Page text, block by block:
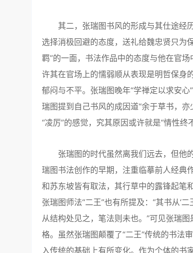
其二，张瑞图书风的形成与其仕途经历
选择消极回避的态度，送礼给魏忠贤只为
羁”的一面，书法作品中的态度与他在官
许其在官场上的懦弱顺从表现是明哲保身
郁闷与不平。张瑞图晚年“学禅定以求安
瑞图提到自己书风的成因道“余于草书，
“凌厉”的感觉，究其原因或许就是“情性终
张瑞图的时代虽然离我们远去，但他的
瑞图书法创作的早期，注重临摹前人经典
和苏东坡皆有取法，其行草中的露锋起笔
张瑞图师法“二王”也有所提及：“其书从‘
从结构处见之，笔法则未也。”可见张瑞
格。虽然张瑞图颠覆了“二王”传统的书法
入传统的基础上有所变化。作为个体的书